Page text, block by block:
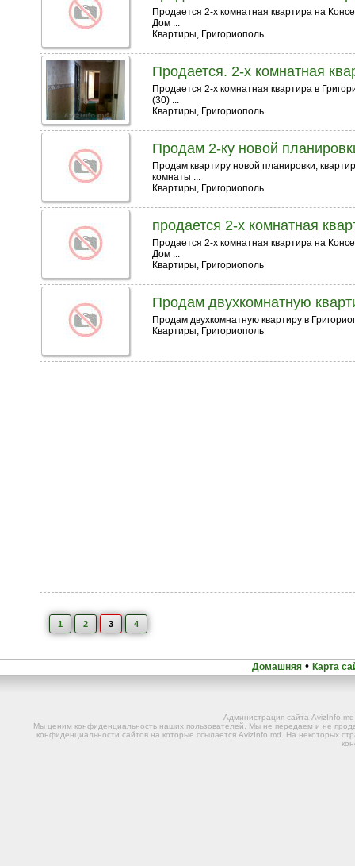
Продается 2-х комнатная квартира на
Дом ...
Квартиры, Григориополь
Продается. 2-х комнатная
Продается 2-х комнатная квартира в
(30) ...
Квартиры, Григориополь
Продам 2-ку новой
Продам квартиру новой планировки,
комнаты ...
Квартиры, Григориополь
продается 2-х комнатная
Продается 2-х комнатная квартира на
Дом ...
Квартиры, Григориополь
Продам двухкомнатную
Продам двухкомнатную квартиру в
Квартиры, Григориополь
1 2 3 4
Домашняя • Карта
Администрация сайта
Мы ценим конфиденциальность наших пользователей. Мы не передаем и не
конфиденциальности сайтов на которые ссылается AvizInfo.md. На некоторых